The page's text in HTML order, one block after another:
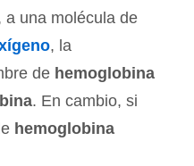
a una molécula de
, la
de hemoglobina
. En cambio, si
hemoglobina